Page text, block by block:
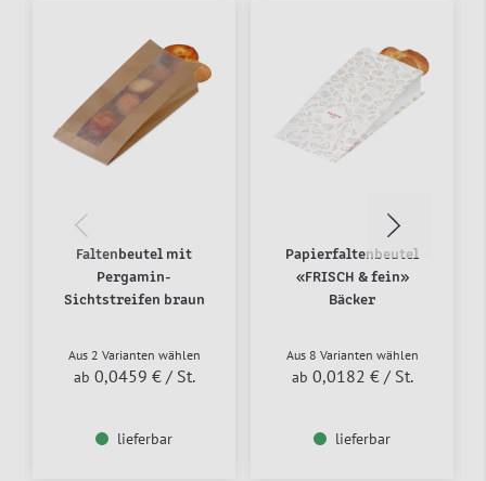
Faltenbeutel mit
Pergamin-
Sichtstreifen braun
Aus 2 Varianten wählen
ab 0,0459 € / St.
lieferbar
Papierfaltenbeutel
«FRISCH & fein»
Bäcker
Aus 8 Varianten wählen
ab 0,0182 € / St.
lieferbar